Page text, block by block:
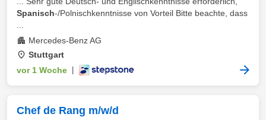
Spanisch-/Polnischkenntnisse von Vorteil Bitte beachte, dass
Mercedes-Benz AG
Stuttgart
vor 1 Woche
Chef de Rang m/w/d